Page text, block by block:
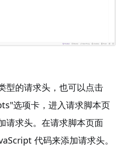
型的请求头，也可以点击
选项卡，进入请求脚本页
请求头。在请求脚本页面
代码来添加请求头。